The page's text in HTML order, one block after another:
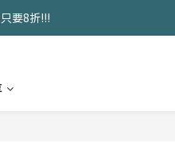
合只要$1488
合只要$1488